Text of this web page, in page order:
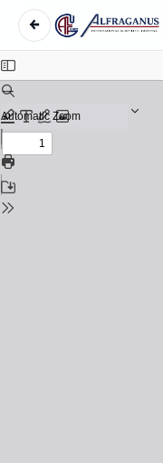
←
Вернуться к